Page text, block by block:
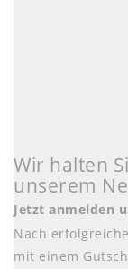
Wir halten
unserem
Jetzt anmelden
Nach
mit einem